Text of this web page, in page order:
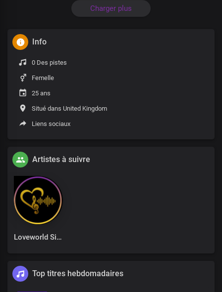
Charger plus
Info
0 Des pistes
Femelle
25 ans
Situé dans United Kingdom
Liens sociaux
Artistes à suivre
Loveworld Singers
Top titres hebdomadaires